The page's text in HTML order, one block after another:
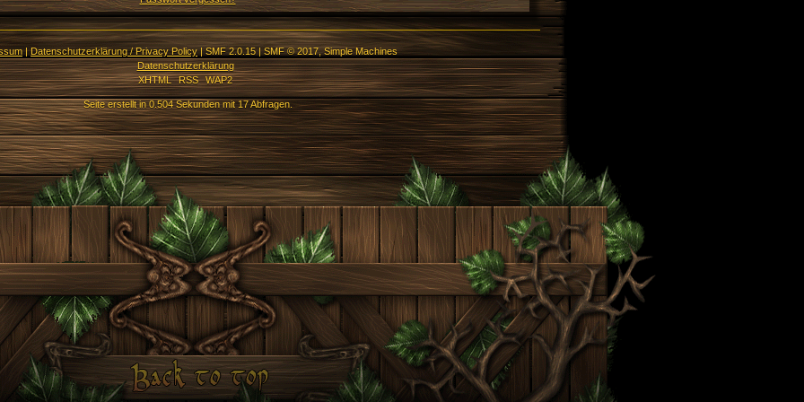
|Datenschutzerklärung / Privacy Policy|SMF 2.0.15 | SMF © 2017,Simple Machines
Datenschutzerklärung
XHTML
RSS WAP2
Seite erstellt in 0.504 Sekunden mit 17 Abfragen.